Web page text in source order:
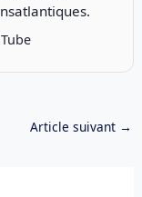
Article suivant →